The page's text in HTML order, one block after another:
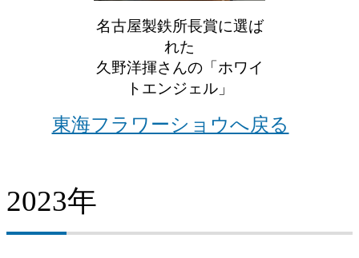
名古屋製鉄所長賞に選ば
れた
久野洋揮さんの「ホワイ
トエンジェル」
東海フラワーショウへ戻る
2023年